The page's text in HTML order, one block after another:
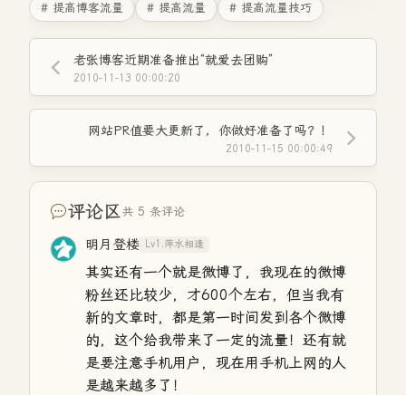
# 提高博客流量 # 提高流量 # 提高流量技巧
老张博客近期准备推出“就爱去团购”
2010-11-13 00:00:20
网站PR值要大更新了，你做好准备了吗？！
2010-11-15 00:00:49
评论区共 5 条评论
明月登楼 Lv1.萍水相逢
其实还有一个就是微博了，我现在的微博
粉丝还比较少，才600个左右，但当我有
新的文章时，都是第一时间发到各个微博
的，这个给我带来了一定的流量！还有就
是要注意手机用户，现在用手机上网的人
是越来越多了！